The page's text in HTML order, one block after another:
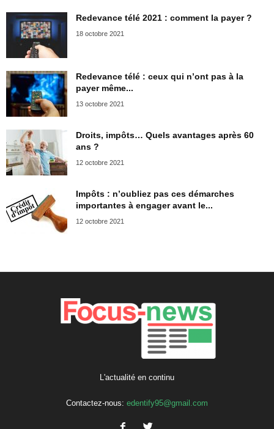
Redevance télé 2021 : comment la payer ?
18 octobre 2021
Redevance télé : ceux qui n’ont pas à la
payer même...
13 octobre 2021
Droits, impôts… Quels avantages après 60
ans ?
12 octobre 2021
Impôts : n’oubliez pas ces démarches
importantes à engager avant le...
12 octobre 2021
L'actualité en continu
Contactez-nous: edentify95@gmail.com